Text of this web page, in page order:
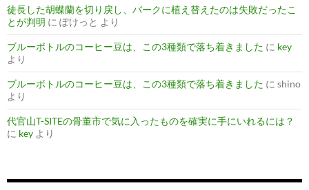
徒長した胡蝶蘭を切り戻し、バークに植え替えたのは失敗だったこ
とが判明 に ぽけっと より
ブルーボトルのコーヒー豆は、この3種類で落ち着きました に key
より
ブルーボトルのコーヒー豆は、この3種類で落ち着きました に shino
より
代官山T-SITEの骨董市で気に入ったものを確実に手にいれるには？
に key より